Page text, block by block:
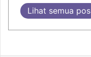
Lihat semua pos